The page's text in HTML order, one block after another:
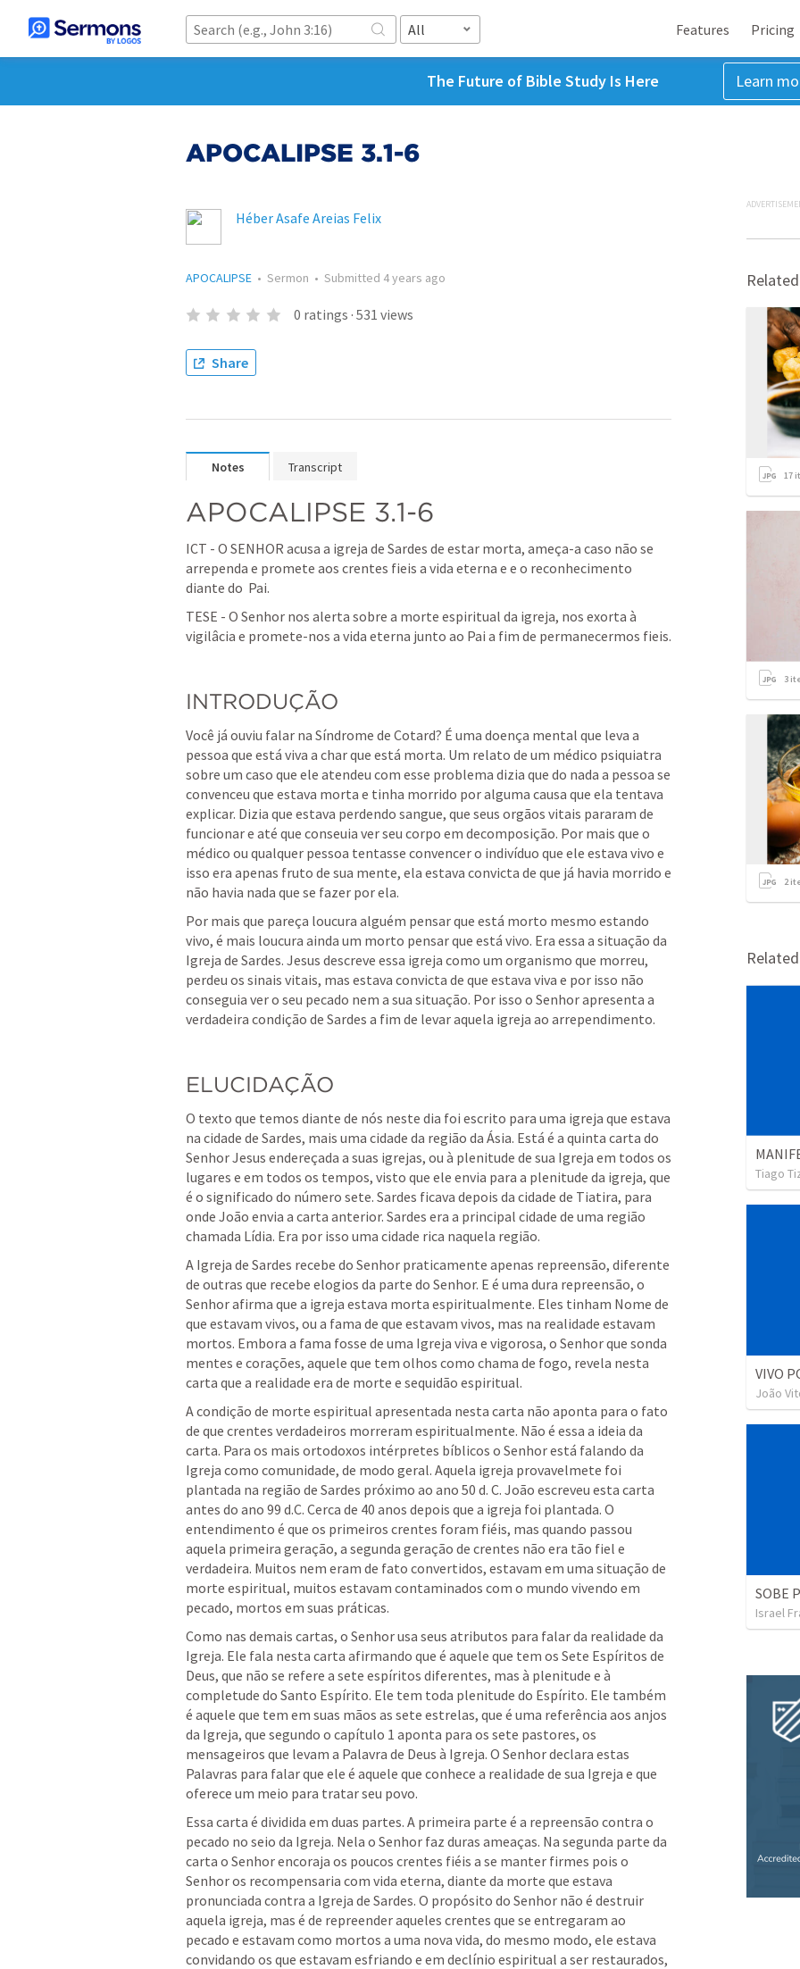
All Features Pricing
The Future of Bible Study Is Here Learn
APOCALIPSE 3.1-6
Héber Asafe Areias Felix
APOCALIPSE • Sermon • Submitted 4 years ago
0 ratings · 531 views
Share
Notes Transcript
APOCALIPSE 3.1-6
ICT - O SENHOR acusa a igreja de Sardes de estar morta, ameça-a caso não se
arrependa e promete aos crentes fieis a vida eterna e e o reconhecimento
diante do  Pai.
TESE - O Senhor nos alerta sobre a morte espiritual da igreja, nos exorta à
vigilâcia e promete-nos a vida eterna junto ao Pai a fim de permanecermos fieis.
INTRODUÇÃO
Você já ouviu falar na Síndrome de Cotard? É uma doença mental que leva a
pessoa que está viva a char que está morta. Um relato de um médico psiquiatra
sobre um caso que ele atendeu com esse problema dizia que do nada a pessoa se
convenceu que estava morta e tinha morrido por alguma causa que ela tentava
explicar. Dizia que estava perdendo sangue, que seus orgãos vitais pararam de
funcionar e até que conseuia ver seu corpo em decomposição. Por mais que o
médico ou qualquer pessoa tentasse convencer o indivíduo que ele estava vivo e
isso era apenas fruto de sua mente, ela estava convicta de que já havia morrido e
não havia nada que se fazer por ela.
Por mais que pareça loucura alguém pensar que está morto mesmo estando
vivo, é mais loucura ainda um morto pensar que está vivo. Era essa a situação da
Igreja de Sardes. Jesus descreve essa igreja como um organismo que morreu,
perdeu os sinais vitais, mas estava convicta de que estava viva e por isso não
conseguia ver o seu pecado nem a sua situação. Por isso o Senhor apresenta a
verdadeira condição de Sardes a fim de levar aquela igreja ao arrependimento.
ELUCIDAÇÃO
O texto que temos diante de nós neste dia foi escrito para uma igreja que estava
na cidade de Sardes, mais uma cidade da região da Ásia. Está é a quinta carta do
Senhor Jesus endereçada a suas igrejas, ou à plenitude de sua Igreja em todos os
lugares e em todos os tempos, visto que ele envia para a plenitude da igreja, que
é o significado do número sete. Sardes ficava depois da cidade de Tiatira, para
onde João envia a carta anterior. Sardes era a principal cidade de uma região
chamada Lídia. Era por isso uma cidade rica naquela região.
A Igreja de Sardes recebe do Senhor praticamente apenas repreensão, diferente
de outras que recebe elogios da parte do Senhor. E é uma dura repreensão, o
Senhor afirma que a igreja estava morta espiritualmente. Eles tinham Nome de
que estavam vivos, ou a fama de que estavam vivos, mas na realidade estavam
mortos. Embora a fama fosse de uma Igreja viva e vigorosa, o Senhor que sonda
mentes e corações, aquele que tem olhos como chama de fogo, revela nesta
carta que a realidade era de morte e sequidão espiritual.
A condição de morte espiritual apresentada nesta carta não aponta para o fato
de que crentes verdadeiros morreram espiritualmente. Não é essa a ideia da
carta. Para os mais ortodoxos intérpretes bíblicos o Senhor está falando da
Igreja como comunidade, de modo geral. Aquela igreja provavelmete foi
plantada na região de Sardes próximo ao ano 50 d. C. João escreveu esta carta
antes do ano 99 d.C. Cerca de 40 anos depois que a igreja foi plantada. O
entendimento é que os primeiros crentes foram fiéis, mas quando passou
aquela primeira geração, a segunda geração de crentes não era tão fiel e
verdadeira. Muitos nem eram de fato convertidos, estavam em uma situação de
morte espiritual, muitos estavam contaminados com o mundo vivendo em
pecado, mortos em suas práticas.
Como nas demais cartas, o Senhor usa seus atributos para falar da realidade da
Igreja. Ele fala nesta carta afirmando que é aquele que tem os Sete Espíritos de
Deus, que não se refere a sete espíritos diferentes, mas à plenitude e à
completude do Santo Espírito. Ele tem toda plenitude do Espírito. Ele também
é aquele que tem em suas mãos as sete estrelas, que é uma referência aos anjos
da Igreja, que segundo o capítulo 1 aponta para os sete pastores, os
mensageiros que levam a Palavra de Deus à Igreja. O Senhor declara estas
Palavras para falar que ele é aquele que conhece a realidade de sua Igreja e que
oferece um meio para tratar seu povo.
Essa carta é dividida em duas partes. A primeira parte é a repreensão contra o
pecado no seio da Igreja. Nela o Senhor faz duras ameaças. Na segunda parte da
carta o Senhor encoraja os poucos crentes fiéis a se manter firmes pois o
Senhor os recompensaria com vida eterna, diante da morte que estava
pronunciada contra a Igreja de Sardes. O propósito do Senhor não é destruir
aquela igreja, mas é de repreender aqueles crentes que se entregaram ao
pecado e estavam como mortos a uma nova vida, do mesmo modo, ele estava
convidando os que estavam esfriando e em declínio espiritual a ser restaurados,
17
3
2
Tiago
VIVO
João
SOBE
Israel